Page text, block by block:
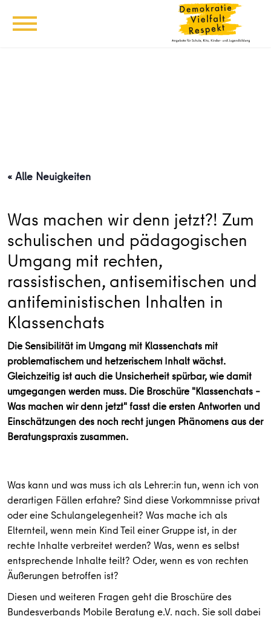
« Alle Neuigkeiten
Was machen wir denn jetzt?! Zum
schulischen und pädagogischen
Umgang mit rechten,
rassistischen, antisemitischen und
antifeministischen Inhalten in
Klassenchats
Die Sensibilität im Umgang mit Klassenchats mit
problematischem und hetzerischem Inhalt wächst.
Gleichzeitig ist auch die Unsicherheit spürbar, wie damit
umgegangen werden muss. Die Broschüre "Klassenchats –
Was machen wir denn jetzt" fasst die ersten Antworten und
Einschätzungen des noch recht jungen Phänomens aus der
Beratungspraxis zusammen.
Was kann und was muss ich als Lehrer:in tun, wenn ich von
derartigen Fällen erfahre? Sind diese Vorkommnisse privat
oder eine Schulangelegenheit? Was mache ich als
Elternteil, wenn mein Kind Teil einer Gruppe ist, in der
rechte Inhalte verbreitet werden? Was, wenn es selbst
entsprechende Inhalte teilt? Oder, wenn es von rechten
Äußerungen betroffen ist?
Diesen und weiteren Fragen geht die Broschüre des
Bundesverbands Mobile Beratung e.V. nach. Siesoll dabei